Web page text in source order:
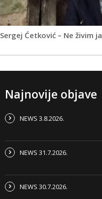
Sergej Ćetković – Ne živim ja
Najnovije objave
NEWS 3.8.2026.
NEWS 31.7.2026.
NEWS 30.7.2026.